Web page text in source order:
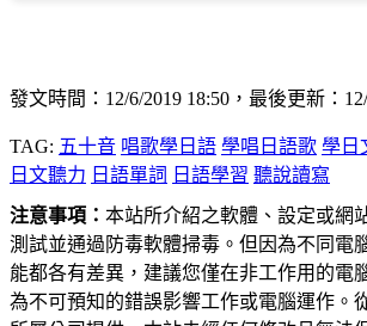
發文時間：12/6/2019 18:50，最後更新：
TAG: 五十音 唱歌學日語 學唱日語歌 學日
日文聽力 日語單詞 日語學習 聽說讀寫
注意事項： 本站所介紹之軟體、設定或網
測試並通過防毒軟體掃毒。但因為不同電
能都各有差異，建議您僅在非工作用的電
為不可預知的錯誤影響工作或電腦運作。